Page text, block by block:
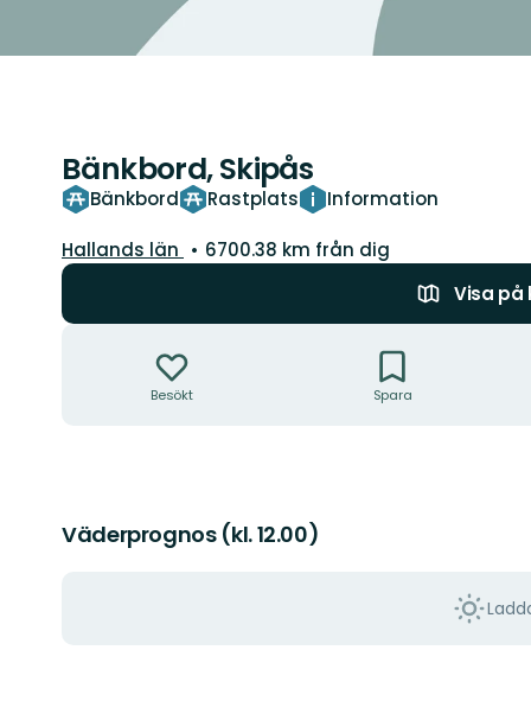
Bänkbord, Skipås
Bänkbord Rastplats Information
Län:
Hallands län
6700.38 km från dig
Visa på
Besökt Spara
Väderprognos (kl. 12.00)